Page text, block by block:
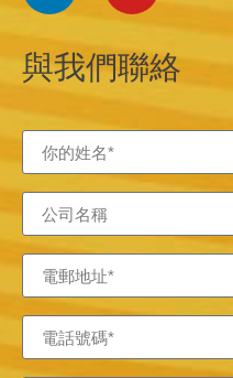
與我們聯絡